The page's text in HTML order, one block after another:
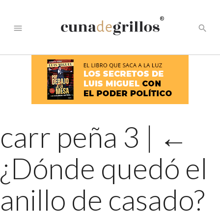
menu
®
search
carr peña 3 | ←
¿Dónde quedó el
anillo de casado?